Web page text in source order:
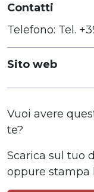
Contatti
Telefono: Tel.
Sito web
Vuoi avere
te?
Scarica sul tuo
oppure stampa